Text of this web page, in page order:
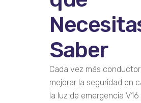
Saber
Cada vez más
mejorar la seguridad en
la luz de emergencia V16